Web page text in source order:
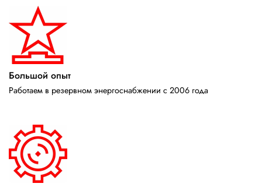
Большой опыт
Работаем в резервном энергоснабжении с 2006 года